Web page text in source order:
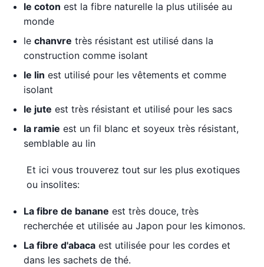
le coton est la fibre naturelle la plus utilisée au
monde
le chanvre très résistant est utilisé dans la
construction comme isolant
le lin est utilisé pour les vêtements et comme
isolant
le jute est très résistant et utilisé pour les sacs
la ramie est un fil blanc et soyeux très résistant,
semblable au lin
Et ici vous trouverez tout sur les plus exotiques
ou insolites:
La fibre de banane est très douce, très
recherchée et utilisée au Japon pour les kimonos.
La fibre d'abaca est utilisée pour les cordes et
dans les sachets de thé.